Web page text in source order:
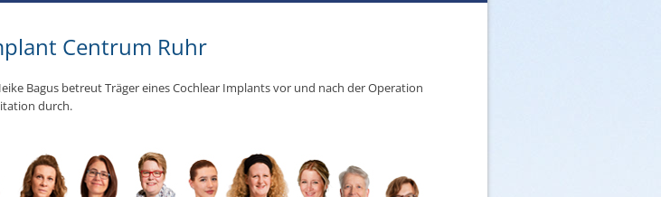
Centrum Ruhr
Bagus betreut Träger eines Co­ch­le­ar Im­plants vor und nach der Ope­ra­ti­on
durch.